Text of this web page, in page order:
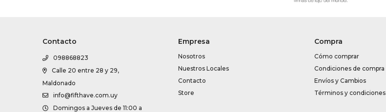
Contacto
098868823
Calle 20 entre 28 y 29,
Maldonado
info@fifthave.com.uy
Domingos a Jueves de 11:00 a
Empresa
Nosotros
Nuestros Locales
Contacto
Store
Compra
Cómo comprar
Condiciones de compra
Envíos y Cambios
Términos y condiciones